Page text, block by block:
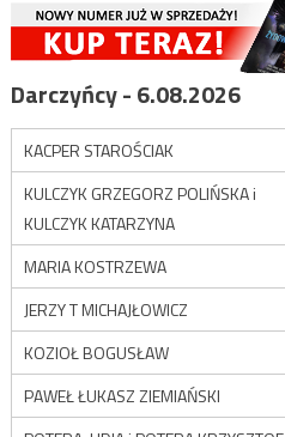
Darczyńcy - 6.08.2026
KACPER STAROŚCIAK
KULCZYK GRZEGORZ POLIŃSKA i
KULCZYK KATARZYNA
MARIA KOSTRZEWA
JERZY T MICHAJŁOWICZ
KOZIOŁ BOGUSŁAW
PAWEŁ ŁUKASZ ZIEMIAŃSKI